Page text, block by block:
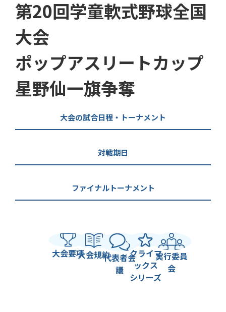
第20回学童軟式野球全国
大会
ポップアスリートカップ
星野仙一旗争奪
大会の試合日程・トーナメント
対戦期日
ファイナルトーナメント
大会要項大会規約代表者会
議
クライマ
ックス
シリーズ
実行委員
会